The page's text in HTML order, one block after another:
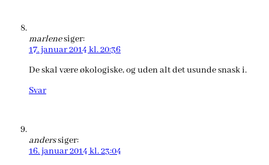
marlenesiger:
17. januar 2014 kl. 20:36
De skal være økologiske, og uden alt det usunde snask i.
Svar
anderssiger:
16. januar 2014 kl. 23:04